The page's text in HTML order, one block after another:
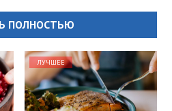
ПОЛНОСТЬЮ
ЛУЧШЕЕ